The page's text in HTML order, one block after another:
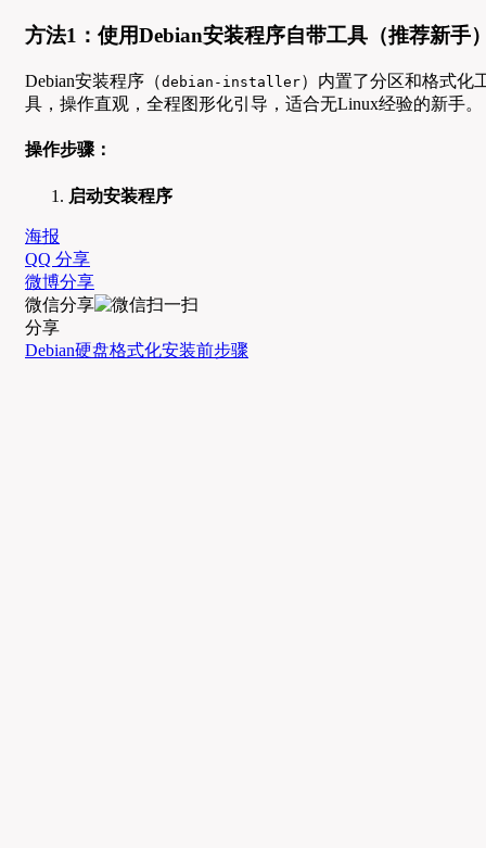
方法1：使用Debian安装程序自带工具（推荐新手
Debian安装程序（debian-installer）内置了分区和格式化
具，操作直观，全程图形化引导，适合无Linux经验的新手。
操作步骤：
启动安装程序
海报
QQ 分享
微博分享
微信分享
分享
Debian硬盘格式化安装前步骤